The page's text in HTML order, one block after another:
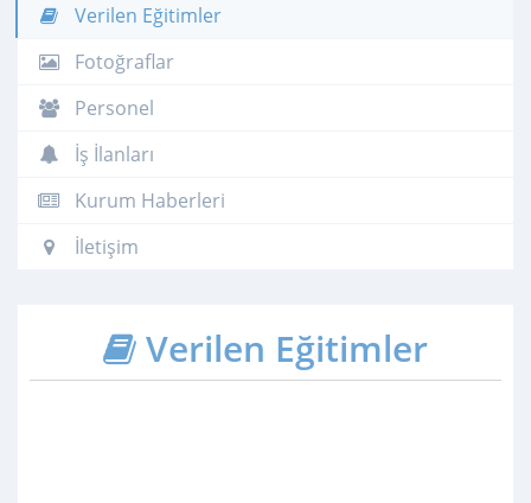
Verilen Eğitimler
Fotoğraflar
Personel
İş İlanları
Kurum Haberleri
İletişim
Verilen Eğitimler